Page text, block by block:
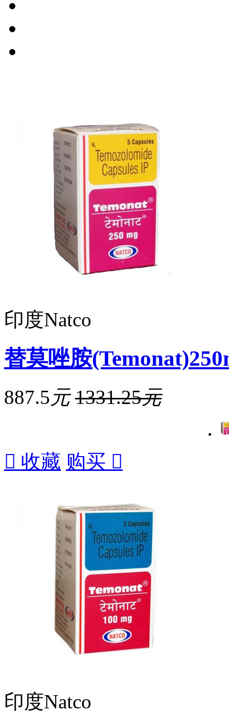
印度Natco
替莫唑胺
887.5 元 1331.25元
 收藏 购买 
印度Natco